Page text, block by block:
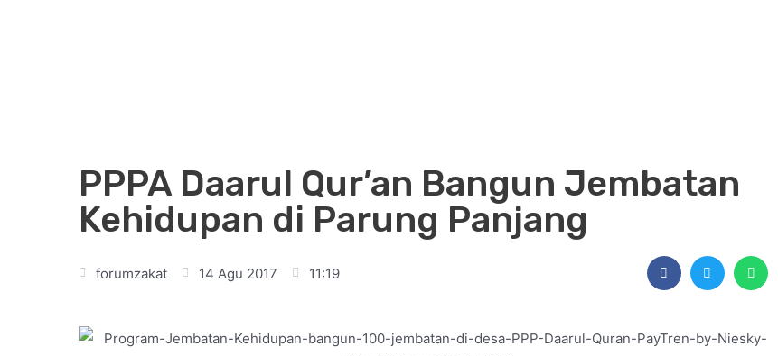
PPPA Daarul Qur’an Bangun Jembatan
Kehidupan di Parung Panjang
forumzakat 14 Agu 2017 11:19